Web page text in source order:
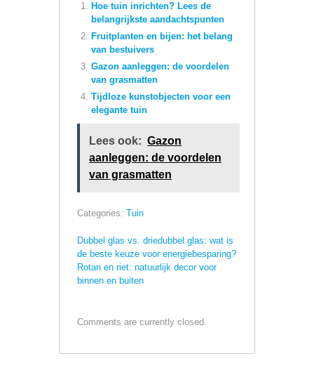
Hoe tuin inrichten? Lees de
belangrijkste aandachtspunten
Fruitplanten en bijen: het belang
van bestuivers
Gazon aanleggen: de voordelen
van grasmatten
Tijdloze kunstobjecten voor een
elegante tuin
Lees ook: Gazon
aanleggen: de voordelen
van grasmatten
Categories: Tuin
Dubbel glas vs. driedubbel glas: wat is
de beste keuze voor energiebesparing?
Rotan en riet: natuurlijk decor voor
binnen en buiten
Comments are currently closed.